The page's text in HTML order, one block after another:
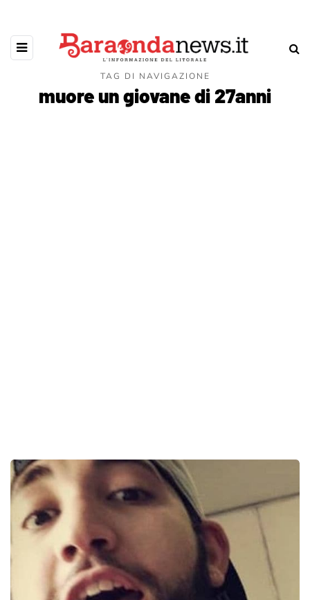
TAG DI NAVIGAZIONE
muore un giovane di 27anni